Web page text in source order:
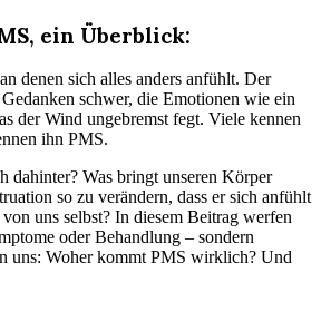
ein Überblick:
denen sich alles anders anfühlt. Der
schwer, die Emotionen wie ein
der Wind ungebremst fegt. Viele kennen
ihn PMS.
dahinter? Was bringt unseren Körper
so zu verändern, dass er sich anfühlt
uns selbst? In diesem Beitrag werfen
oder Behandlung – sondern
uns: Woher kommt PMS wirklich? Und